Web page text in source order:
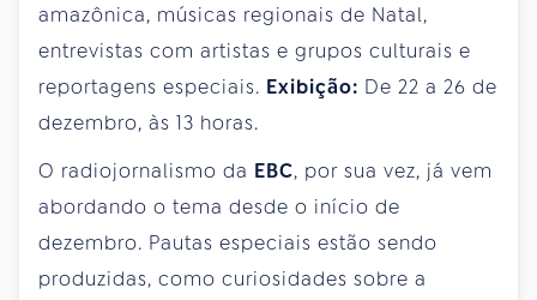
amazônica, músicas regionais de Natal,
entrevistas com artistas e grupos culturais e
reportagens especiais. Exibição: De 22 a 26 de
dezembro, às 13 horas.
O radiojornalismo da EBC, por sua vez, já vem
abordando o tema desde o início de
dezembro. Pautas especiais estão sendo
produzidas, como curiosidades sobre a